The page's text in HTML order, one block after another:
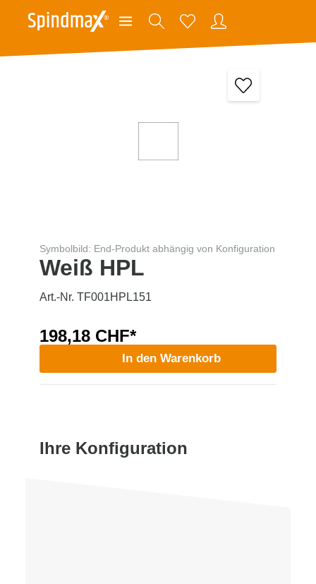
Symbolbild: End-Produkt abhängig von Konfiguration
Weiß HPL
Art.-Nr. TF001HPL151
198,18 CHF*
In den Warenkorb
Ihre Konfiguration